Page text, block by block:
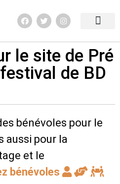
le site de Pré
de BD
bénévoles pour le
aussi pour la
et le
bénévoles